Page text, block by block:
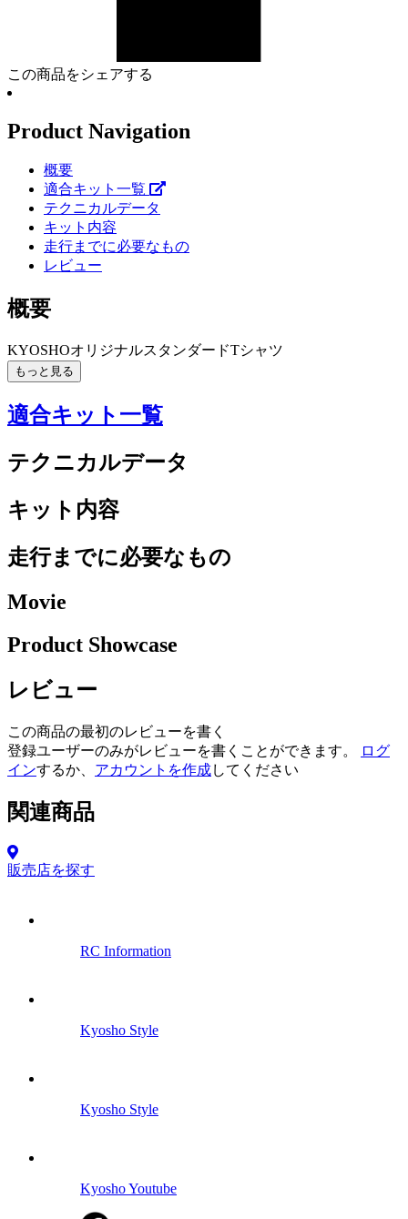
この商品をシェアする
Product Navigation
概要
適合キット一覧
テクニカルデータ
キット内容
走行までに必要なもの
レビュー
概要
KYOSHOオリジナルスタンダードTシャツ
もっと見る
適合キット一覧
テクニカルデータ
キット内容
走行までに必要なもの
Movie
Product Showcase
レビュー
この商品の最初のレビューを書く
登録ユーザーのみがレビューを書くことができます。
ログ
インするか、 アカウントを作成してください
関連商品
販売店を探す
RC Information
Kyosho Style
Kyosho Style
Kyosho Youtube